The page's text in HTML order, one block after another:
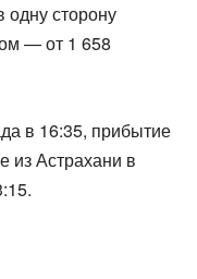
одну сторону
— от 1 658
в 16:35, прибытие
из Астрахани в